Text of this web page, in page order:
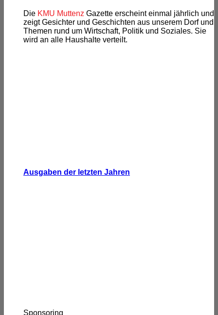
Die KMU Muttenz Gazette erscheint einmal jährlich und
zeigt Gesichter und Geschichten aus unserem Dorf und
Themen rund um Wirtschaft, Politik und Soziales. Sie
wird an alle Haushalte verteilt.
Ausgaben der letzten Jahren
Sponsoring